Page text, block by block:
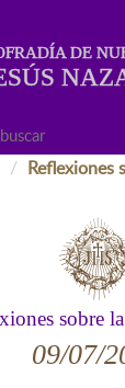
DE
Reflexiones
sobre
09/07/